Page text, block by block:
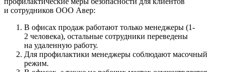
и сотрудников ООО Авер:
В офисах продаж работают только менеджеры (1-
2 человека), остальные сотрудники переведены
на удаленную работу.
Для профилактики менеджеры соблюдают масочный
режим.